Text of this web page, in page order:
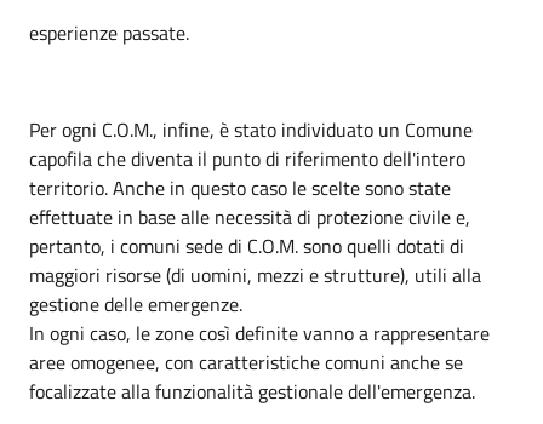
esperienze passate.
Per ogni C.O.M., infine, è stato individuato un Comune
capofila che diventa il punto di riferimento dell'intero
territorio. Anche in questo caso le scelte sono state
effettuate in base alle necessità di protezione civile e,
pertanto, i comuni sede di C.O.M. sono quelli dotati di
maggiori risorse (di uomini, mezzi e strutture), utili alla
gestione delle emergenze.
In ogni caso, le zone così definite vanno a rappresentare
aree omogenee, con caratteristiche comuni anche se
focalizzate alla funzionalità gestionale dell'emergenza.